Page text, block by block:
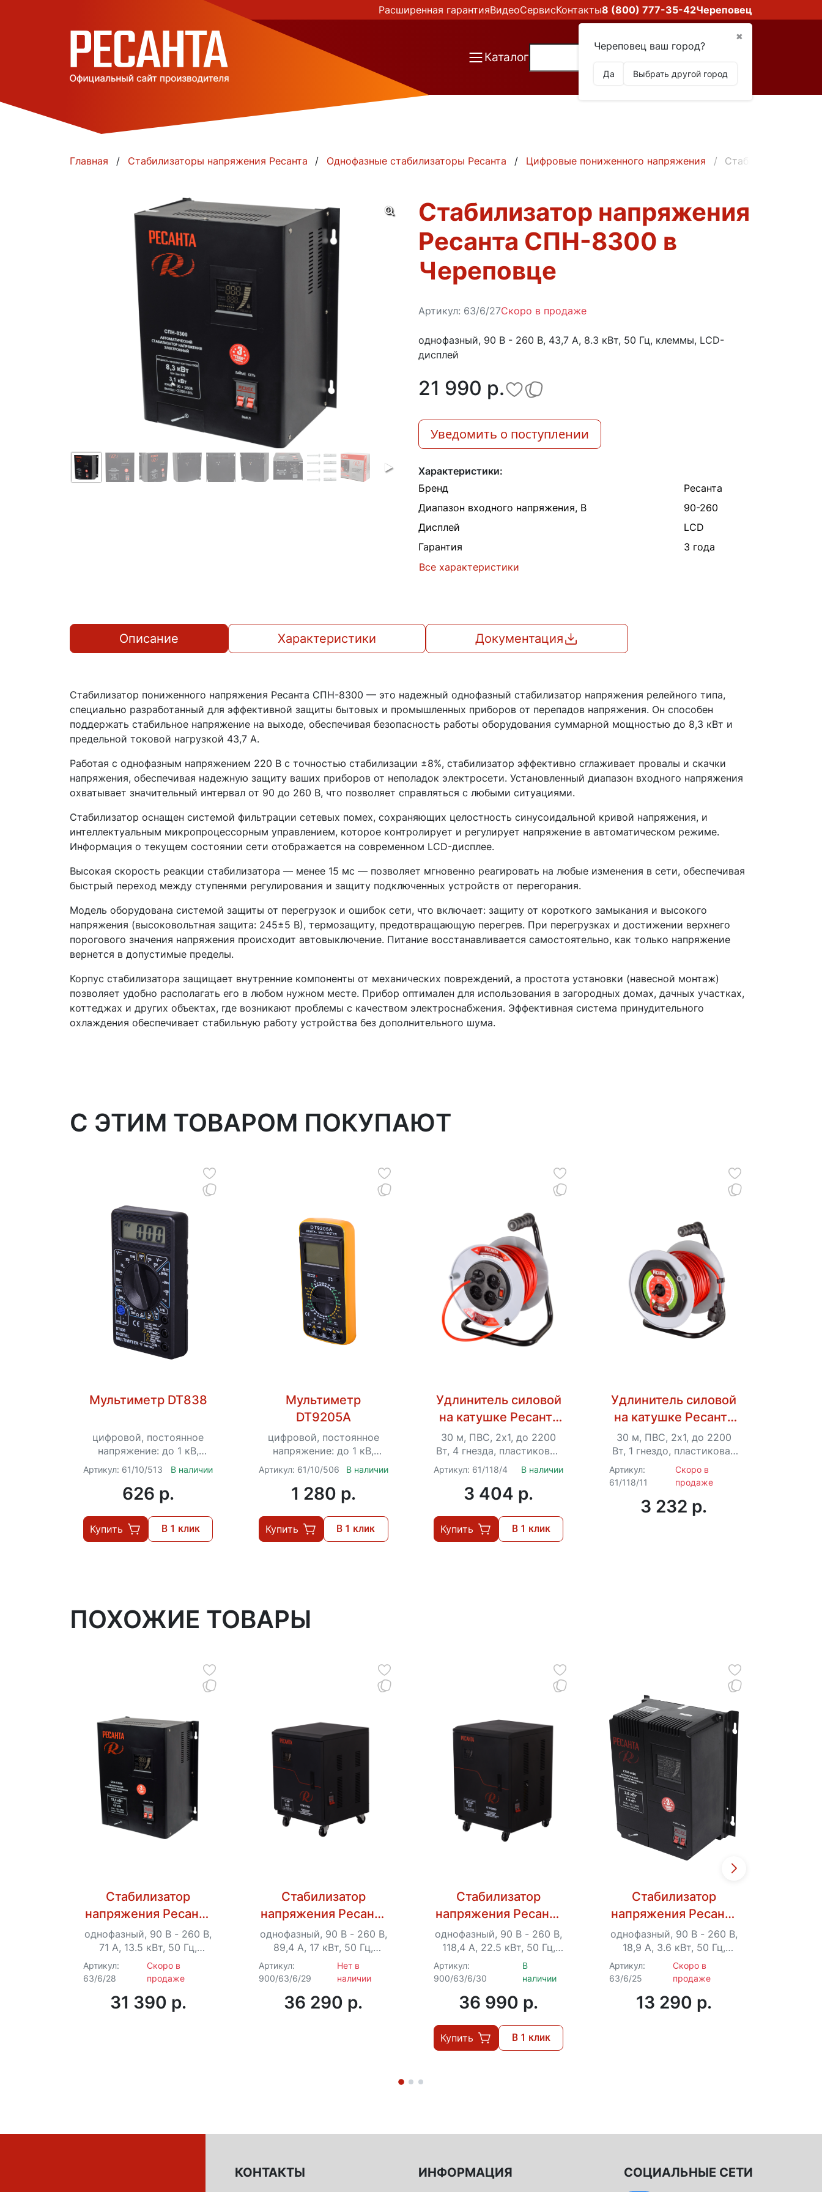
Расширенная гарантияВидеоСервисКонтакты8 (800) 777-35-42Череповец
✖
Череповец ваш город?
Да Выбрать другой город
Каталог
Главная Стабилизаторы напряжения Ресанта Однофазные стабилизаторы Ресанта Цифровые пониженного напряжения Стабилизатор
Стабилизатор напряжения
Ресанта СПН-8300 в
Череповце
Артикул: 63/6/27Скоро в продаже
однофазный, 90 В - 260 В, 43,7 А, 8.3 кВт, 50 Гц, клеммы, LCD-
дисплей
21 990 p.
Уведомить о поступлении
Характеристики:
Бренд
Ресанта
Диапазон входного напряжения, В
90-260
Дисплей
LCD
Гарантия
3 года
Все характеристики
Описание Характеристики Документация
Стабилизатор пониженного напряжения Ресанта СПН-8300 — это надежный однофазный стабилизатор напряжения релейного типа,
специально разработанный для эффективной защиты бытовых и промышленных приборов от перепадов напряжения. Он способен
поддержать стабильное напряжение на выходе, обеспечивая безопасность работы оборудования суммарной мощностью до 8,3 кВт и
предельной токовой нагрузкой 43,7 А.
Работая с однофазным напряжением 220 В с точностью стабилизации ±8%, стабилизатор эффективно сглаживает провалы и скачки
напряжения, обеспечивая надежную защиту ваших приборов от неполадок электросети. Установленный диапазон входного напряжения
охватывает значительный интервал от 90 до 260 В, что позволяет справляться с любыми ситуациями.
Стабилизатор оснащен системой фильтрации сетевых помех, сохраняющих целостность синусоидальной кривой напряжения, и
интеллектуальным микропроцессорным управлением, которое контролирует и регулирует напряжение в автоматическом режиме.
Информация о текущем состоянии сети отображается на современном LCD-дисплее.
Высокая скорость реакции стабилизатора — менее 15 мс — позволяет мгновенно реагировать на любые изменения в сети, обеспечивая
быстрый переход между ступенями регулирования и защиту подключенных устройств от перегорания.
Модель оборудована системой защиты от перегрузок и ошибок сети, что включает: защиту от короткого замыкания и высокого
напряжения (высоковольтная защита: 245±5 В), термозащиту, предотвращающую перегрев. При перегрузках и достижении верхнего
порогового значения напряжения происходит автовыключение. Питание восстанавливается самостоятельно, как только напряжение
вернется в допустимые пределы.
Корпус стабилизатора защищает внутренние компоненты от механических повреждений, а простота установки (навесной монтаж)
позволяет удобно располагать его в любом нужном месте. Прибор оптимален для использования в загородных домах, дачных участках,
коттеджах и других объектах, где возникают проблемы с качеством электроснабжения. Эффективная система принудительного
охлаждения обеспечивает стабильную работу устройства без дополнительного шума.
C ЭТИМ ТОВАРОМ ПОКУПАЮТ
Мультиметр DT838
цифровой, постоянное
напряжение: до 1 кВ,
переменное: до 750 В, до
10 А, до 2000 кОм
Артикул: 61/10/513 В наличии
626 p.
Купить В 1 клик
Мультиметр
DT9205A
цифровой, постоянное
напряжение: до 1 кВ,
переменное: до 750 В, до
20 А, до 200 МОм, до 20
мкФ
Артикул: 61/10/506 В наличии
1 280 p.
Купить В 1 клик
Удлинитель силовой
на катушке Ресанта
СУ-2х1-30/2 (с выкл.,
4 розетки)
30 м, ПВС, 2х1, до 2200
Вт, 4 гнезда, пластиковая
катушка, выключатель с
тепловым реле
Артикул: 61/118/4 В наличии
3 404 p.
Купить В 1 клик
Удлинитель силовой
на катушке Ресанта
СУ-2х1-30/2ВР (с
выкл., 1 розетка,
IP44)
30 м, ПВС, 2х1, до 2200
Вт, 1 гнездо, пластиковая
катушка, IP44
Артикул:
61/118/11
Скоро в
продаже
3 232 p.
ПОХОЖИЕ ТОВАРЫ
Стабилизатор
напряжения Ресанта
СПН-13500
однофазный, 90 В - 260 В,
71 А, 13.5 кВт, 50 Гц,
клеммы, LCD-дисплей
Артикул:
63/6/28
Скоро в
продаже
31 390 p.
Стабилизатор
напряжения Ресанта
СПН-17000
однофазный, 90 В - 260 В,
89,4 А, 17 кВт, 50 Гц,
клеммы, LCD-дисплей
Артикул:
900/63/6/29
Нет в
наличии
36 290 p.
Стабилизатор
напряжения Ресанта
СПН-22500
однофазный, 90 В - 260 В,
118,4 А, 22.5 кВт, 50 Гц,
клеммы, LCD-дисплей
Артикул:
900/63/6/30
В
наличии
36 990 p.
Купить В 1 клик
Стабилизатор
напряжения Ресанта
СПН-3600
однофазный, 90 В - 260 В,
18,9 А, 3.6 кВт, 50 Гц,
клеммы, LCD-дисплей
Артикул:
63/6/25
Скоро в
продаже
13 290 p.
КОНТАКТЫ ИНФОРМАЦИЯ СОЦИАЛЬНЫЕ СЕТИ